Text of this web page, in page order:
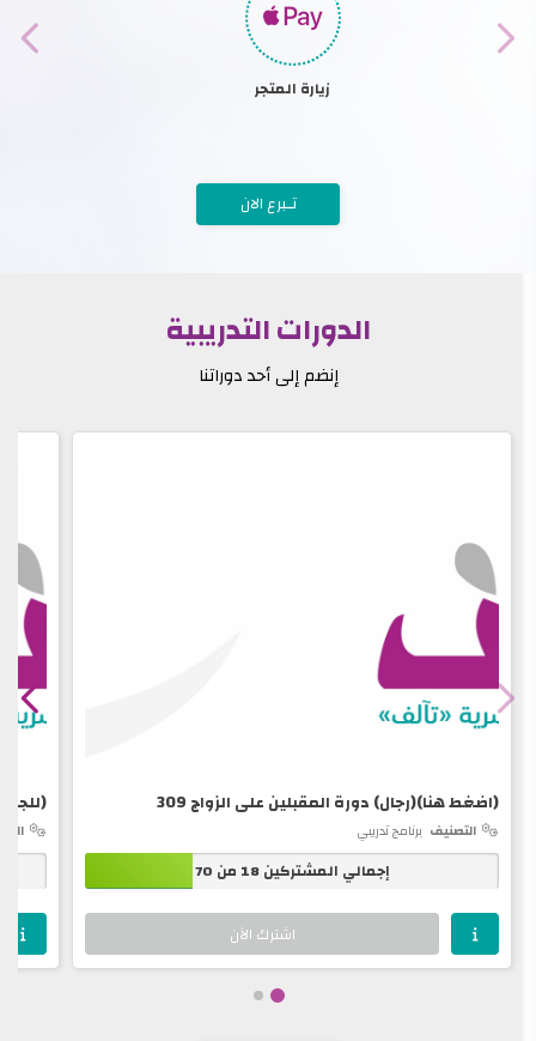
زيارة المتجر
تـبرع الان
الدورات التدريبية
إنضم إلى أحد دوراتنا
(اضغط هنا)(رجال) دورة المقبلين على الزواج 309
التصنيف برنامج تدريبي
إجمالي المشتركين 18 من 70
اشترك الآن